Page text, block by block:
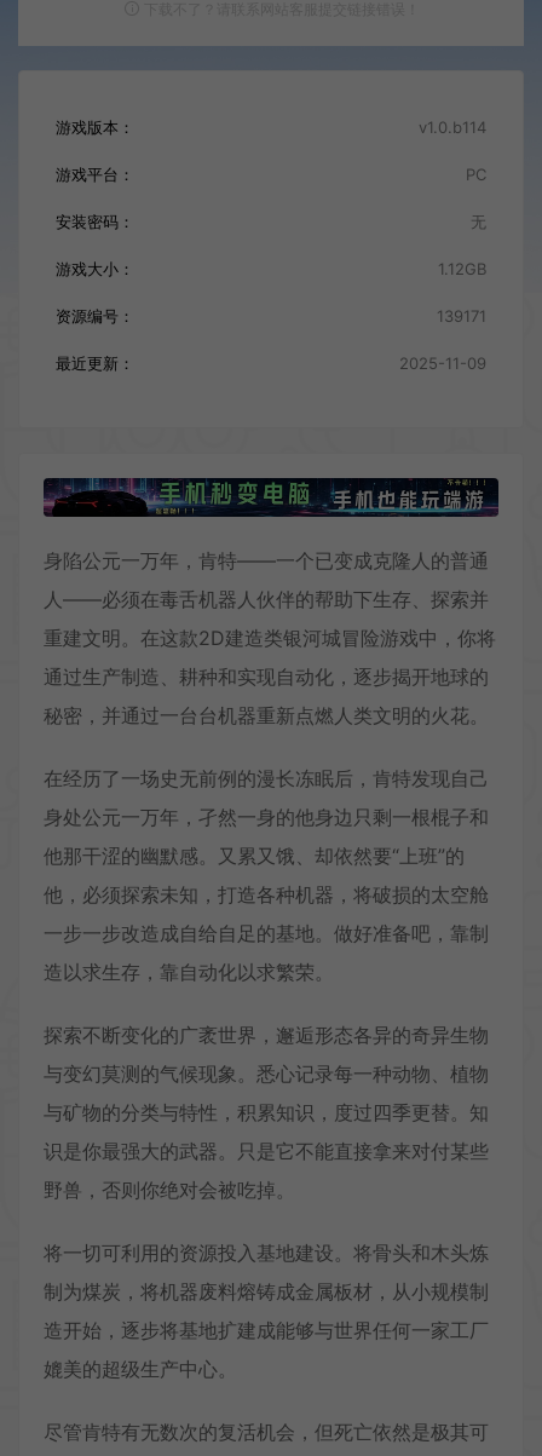
游戏版本： v1.0.b114
游戏平台： PC
安装密码： 无
游戏大小： 1.12GB
资源编号： 139171
最近更新： 2025-11-09
身陷公元一万年，肯特——一个已变成克隆人的普通
人——必须在毒舌机器人伙伴的帮助下生存、探索并
重建文明。在这款2D建造类银河城冒险游戏中，你将
通过生产制造、耕种和实现自动化，逐步揭开地球的
秘密，并通过一台台机器重新点燃人类文明的火花。
在经历了一场史无前例的漫长冻眠后，肯特发现自己
身处公元一万年，孑然一身的他身边只剩一根棍子和
他那干涩的幽默感。又累又饿、却依然要“上班”的
他，必须探索未知，打造各种机器，将破损的太空舱
一步一步改造成自给自足的基地。做好准备吧，靠制
造以求生存，靠自动化以求繁荣。
探索不断变化的广袤世界，邂逅形态各异的奇异生物
与变幻莫测的气候现象。悉心记录每一种动物、植物
与矿物的分类与特性，积累知识，度过四季更替。知
识是你最强大的武器。只是它不能直接拿来对付某些
野兽，否则你绝对会被吃掉。
将一切可利用的资源投入基地建设。将骨头和木头炼
制为煤炭，将机器废料熔铸成金属板材，从小规模制
造开始，逐步将基地扩建成能够与世界任何一家工厂
媲美的超级生产中心。
尽管肯特有无数次的复活机会，但死亡依然是极其可